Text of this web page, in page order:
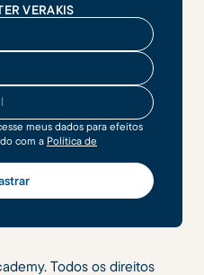
VERAKIS
meus dados para efeitos
com a Política de
Todos os direitos